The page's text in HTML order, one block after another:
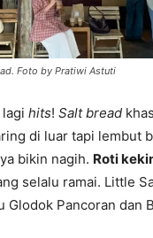
Foto by Pratiwi Astuti
hits! Salt bread
di luar tapi lembut
bikin nagih. Roti
selalu ramai. Little
Glodok Pancoran dan